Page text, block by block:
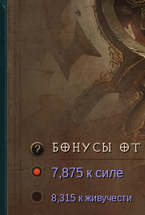
БОНУСЫ ОТ
7,875 к силе
8,315 к живучести